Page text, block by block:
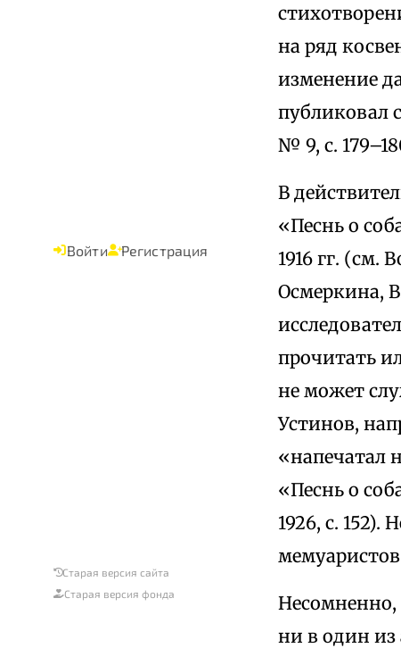
Войти Регистрация
Старая версия сайта
Старая версия фонда
на ряд
изменение
публиковал
№ 9, с.
В
«Песнь о
1916 гг. (см.
Осмеркина,
прочитать
не может
Устинов,
«напечатал
«Песнь о
1926, с.
Несомненно,
ни в один из